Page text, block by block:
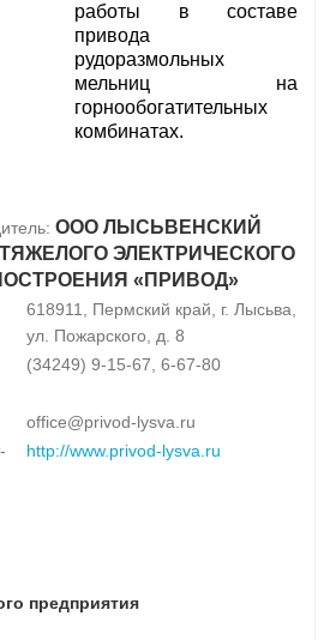
работы в составе
привода
рудоразмольных
мельниц на
горнообогатительных
комбинатах.
ООО ЛЫСЬВЕНСКИЙ
ЭЛЕКТРИЧЕСКОГО
«ПРИВОД»
618911, Пермский край, г. Лысьва,
ул. Пожарского, д. 8
(34249) 9-15-67, 6-67-80
office@privod-lysva.ru
http://www.privod-lysva.ru
предприятия